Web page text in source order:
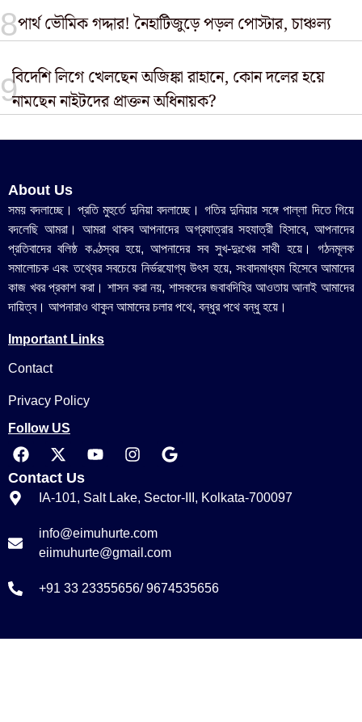
পার্থ ভৌমিক গদ্দার! নৈহাটিজুড়ে পড়ল পোস্টার, চাঞ্চল্য
বিদেশি লিগে খেলছেন অজিঙ্কা রাহানে, কোন দলের হয়ে
নামছেন নাইটদের প্রাক্তন অধিনায়ক?
About Us
সময় বদলাচ্ছে। প্রতি মুহুর্তে দুনিয়া বদলাচ্ছে। গতির দুনিয়ার সঙ্গে পাল্লা দিতে গিয়ে
বদলেছি আমরা। আমরা থাকব আপনাদের অগ্রযাত্রার সহযাত্রী হিসাবে, আপনাদের
প্রতিবাদের বলিষ্ঠ কণ্ঠস্বর হয়ে, আপনাদের সব সুখ-দুঃখের সাথী হয়ে। গঠনমূলক
সমালোচক এবং তথ্যের সবচেয়ে নির্ভরযোগ্য উ‍ৎস হয়ে, সংবাদমাধ্যম হিসেবে আমাদের
কাজ খবর প্রকাশ করা। শাসন করা নয়, শাসকদের জবাবদিহির আওতায় আনাই আমাদের
দায়িত্ব। আপনারাও থাকুন আমাদের চলার পথে, বন্ধুর পথে বন্ধু হয়ে।
Important Links
Contact
Privacy Policy
Follow US
Contact Us
IA-101, Salt Lake, Sector-III, Kolkata-700097
info@eimuhurte.com
eiimuhurte@gmail.com
+91 33 23355656/ 9674535656